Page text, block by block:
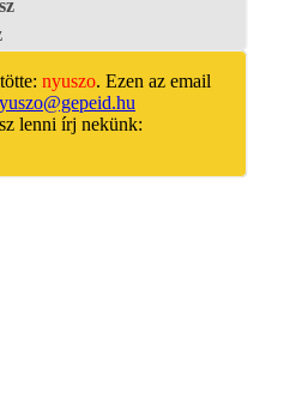
nyuszo. Ezen az email
lenni írj nekünk: